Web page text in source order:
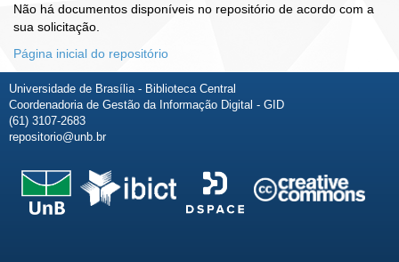
Não há documentos disponíveis no repositório de acordo com a
sua solicitação.
Página inicial do repositório
Universidade de Brasília - Biblioteca Central
Coordenadoria de Gestão da Informação Digital - GID
(61) 3107-2683
repositorio@unb.br